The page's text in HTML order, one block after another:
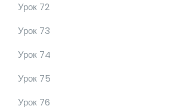
Урок 72
Урок 73
Урок 74
Урок 75
Урок 76